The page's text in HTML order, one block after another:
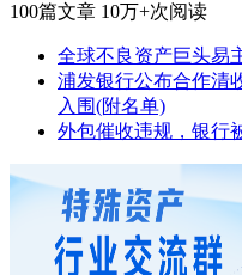
100篇文章 10万+次阅读
全球不良资产巨头易
浦发银行公布合作清
入围(附名单)
外包催收违规，银行